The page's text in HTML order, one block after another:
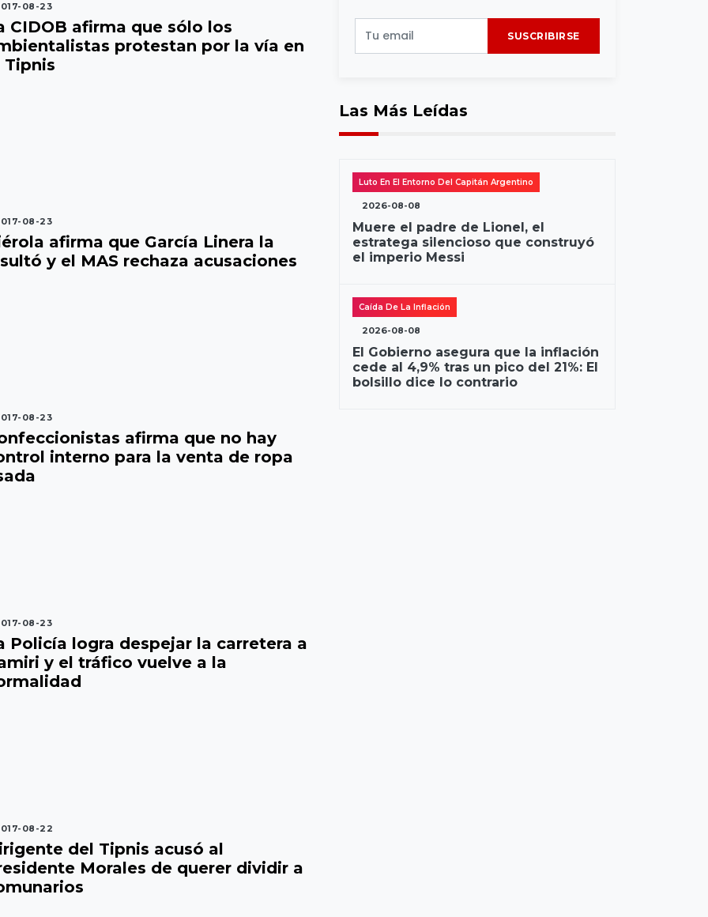
08-23
CIDOB afirma que sólo los
protestan por la vía en
Tipnis
08-23
afirma que García Linera la
y el MAS rechaza acusaciones
08-23
afirma que no hay
interno para la venta de ropa
08-23
Policía logra despejar la carretera a
y el tráfico vuelve a la
08-22
del Tipnis acusó al
Morales de querer dividir a
SUSCRIBIRSE
Las Más Leídas
Luto En El Entorno Del Capitán Argentino
2026-08-08
Muere el padre de Lionel, el
estratega silencioso que construyó
el imperio Messi
Caída De La Inflación
2026-08-08
El Gobierno asegura que la inflación
cede al 4,9% tras un pico del 21%: El
bolsillo dice lo contrario